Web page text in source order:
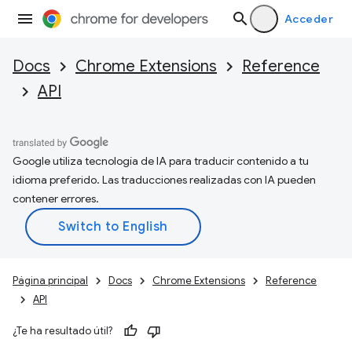
Acceder
Docs Chrome Extensions
Reference
API
Google utiliza tecnología de IA para traducir contenido a tu
idioma preferido. Las traducciones realizadas con IA pueden
contener errores.
Página principal Docs Chrome Extensions
Reference
API
¿Te ha resultado útil?